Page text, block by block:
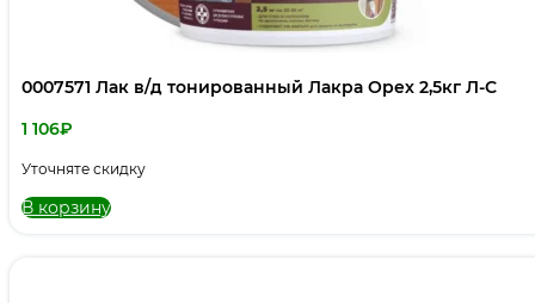
0007571 Лак в/д тонированный Лакра Орех 2,5кг Л-С
1 106₽
Уточняте скидку
В корзину